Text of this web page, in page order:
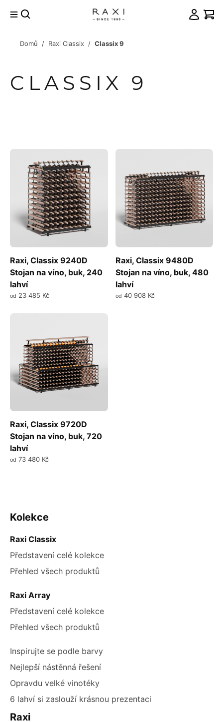
Domů / Raxi Classix / Classix 9
CLASSIX 9
VÝPIS
PRODUKTŮ
Raxi, Classix 9240D
Stojan na víno, buk, 240
lahví
od 23 485 Kč
Raxi, Classix 9480D
Stojan na víno, buk, 480
lahví
od 40 908 Kč
Raxi, Classix 9720D
Stojan na víno, buk, 720
lahví
od 73 480 Kč
prvky
výpisu
ZÁPATÍ
Kolekce
Raxi Classix
Představení celé kolekce
Přehled všech produktů
Raxi Array
Představení celé kolekce
Přehled všech produktů
Inspirujte se podle barvy
Nejlepší nástěnná řešení
Opravdu velké vinotéky
6 lahví si zaslouží krásnou prezentaci
Raxi